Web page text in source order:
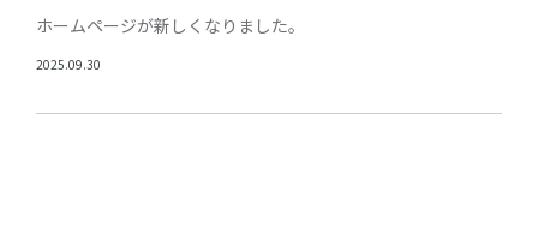
ホームページが新しくなりました。
2025.09.30